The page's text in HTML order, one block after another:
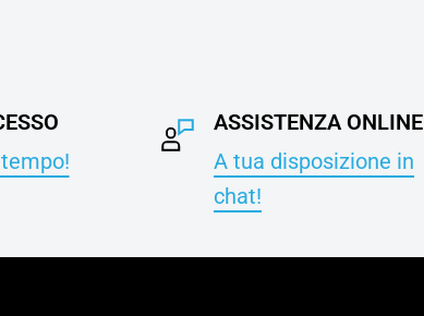
ASSISTENZA ONLINE
A tua disposizione in
chat!